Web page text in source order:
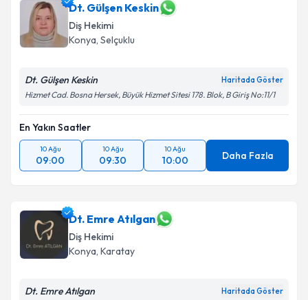
Dt. Gülşen Keskin
Diş Hekimi
Konya, Selçuklu
Dt. Gülşen Keskin Haritada Göster
Hizmet Cad. Bosna Hersek, Büyük Hizmet Sitesi 178. Blok, B Giriş No:11/1
En Yakın Saatler
10 Ağu
09:00
10 Ağu
09:30
10 Ağu
10:00 Daha Fazla
Dt. Emre Atılgan
Diş Hekimi
Konya, Karatay
Dt. Emre Atılgan Haritada Göster